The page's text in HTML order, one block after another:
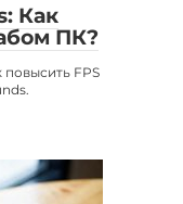
Как
ПК?
повысить FPS